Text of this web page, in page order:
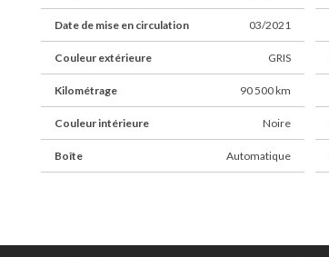
Date de mise en circulation 03/2021
Couleur extérieure GRIS
Kilométrage 90 500 km
Couleur intérieure Noire
Boîte Automatique